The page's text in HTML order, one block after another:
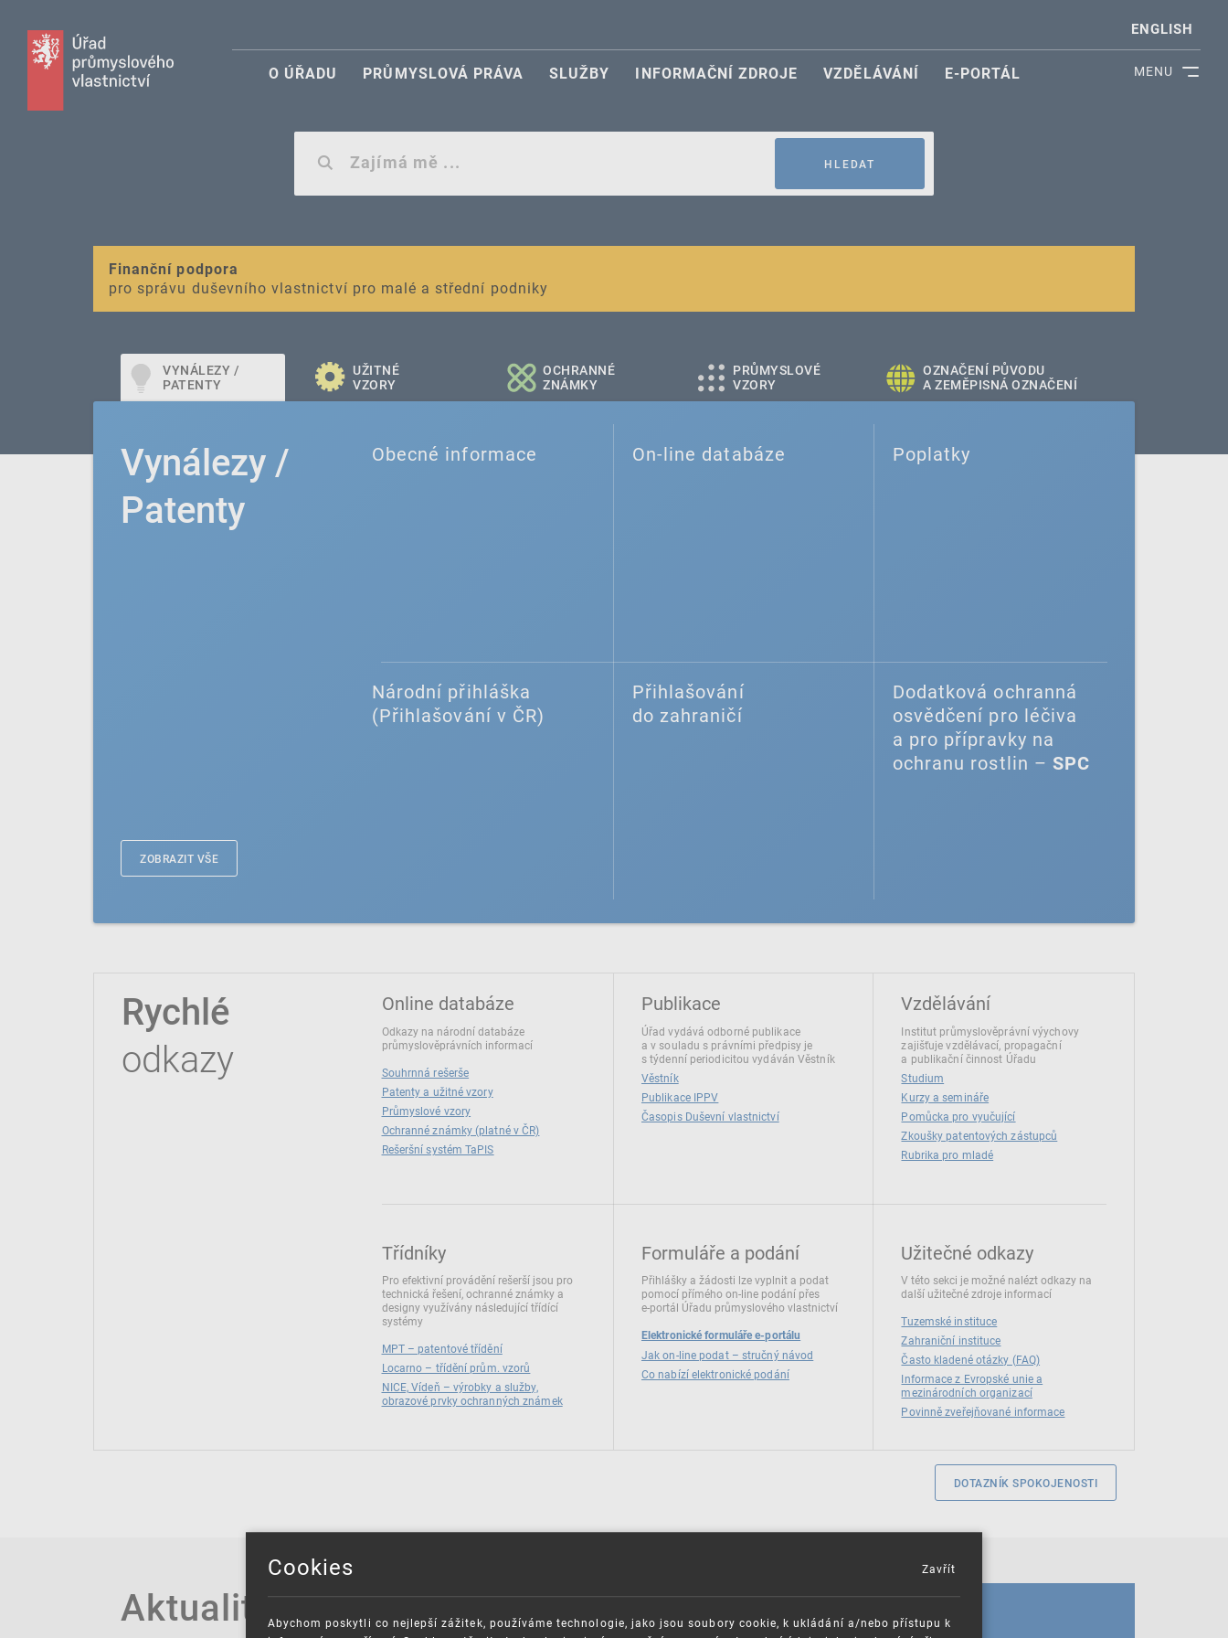
MENU
ENGLISH
O ÚŘADU PRŮMYSLOVÁ PRÁVA SLUŽBY INFORMAČNÍ ZDROJE VZDĚLÁVÁNÍ E-PORTÁL
HLEDAT
VAROVÁNÍ
Nevyžádané výzvy k uhrazení poplatku za registraci průmyslových práv
Finanční podpora
pro správu duševního vlastnictví pro malé a střední podniky
VYNÁLEZY /
PATENTY
UŽITNÉ
VZORY
OCHRANNÉ
ZNÁMKY
PRŮMYSLOVÉ
VZORY
OZNAČENÍ PŮVODU
A ZEMĚPISNÁ OZNAČENÍ
Vynálezy /
Patenty
Obecné informace On-line databáze Poplatky
Národní přihláška
(Přihlašování v ČR)
Přihlašování
do zahraničí
Dodatková ochranná
osvědčení pro léčiva
a pro přípravky na
ochranu rostlin – SPC
ZOBRAZIT VŠE
Rychlé
odkazy
Online databáze
Odkazy na národní databáze
průmyslověprávních informací
Souhrnná rešerše
Patenty a užitné vzory
Průmyslové vzory
Ochranné známky (platné v ČR)
Rešeršní systém TaPIS
Publikace
Úřad vydává odborné publikace
a v souladu s právními předpisy je
s týdenní periodicitou vydáván Věstník
Věstník
Publikace IPPV
Časopis Duševní vlastnictví
Vzdělávání
Institut průmyslověprávní výychovy
zajišťuje vzdělávací, propagační
a publikační činnost Úřadu
Studium
Kurzy a semináře
Pomůcka pro vyučující
Zkoušky patentových zástupců
Rubrika pro mladé
Třídníky
Pro efektivní provádění rešerší jsou pro
technická řešení, ochranné známky a
designy využívány následující třídící
systémy
MPT – patentové třídění
Locarno – třídění prům. vzorů
NICE, Vídeň – výrobky a služby,
obrazové prvky ochranných známek
Formuláře a podání
Přihlášky a žádosti lze vyplnit a podat
pomocí přímého on‑line podání přes
e‑portál Úřadu průmyslového vlastnictví
Elektronické formuláře e-portálu
Jak on-line podat – stručný návod
Co nabízí elektronické podání
Užitečné odkazy
V této sekci je možné nalézt odkazy na
další užitečné zdroje informací
Tuzemské instituce
Zahraniční instituce
Často kladené otázky (FAQ)
Informace z Evropské unie a
mezinárodních organizací
Povinně zveřejňované informace
DOTAZNÍK SPOKOJENOSTI
Aktuality KALENDÁŘ
Cookies
Abychom poskytli co nejlepší zážitek, používáme technologie, jako jsou soubory cookie, k ukládání a/nebo přístupu k
Zavřít